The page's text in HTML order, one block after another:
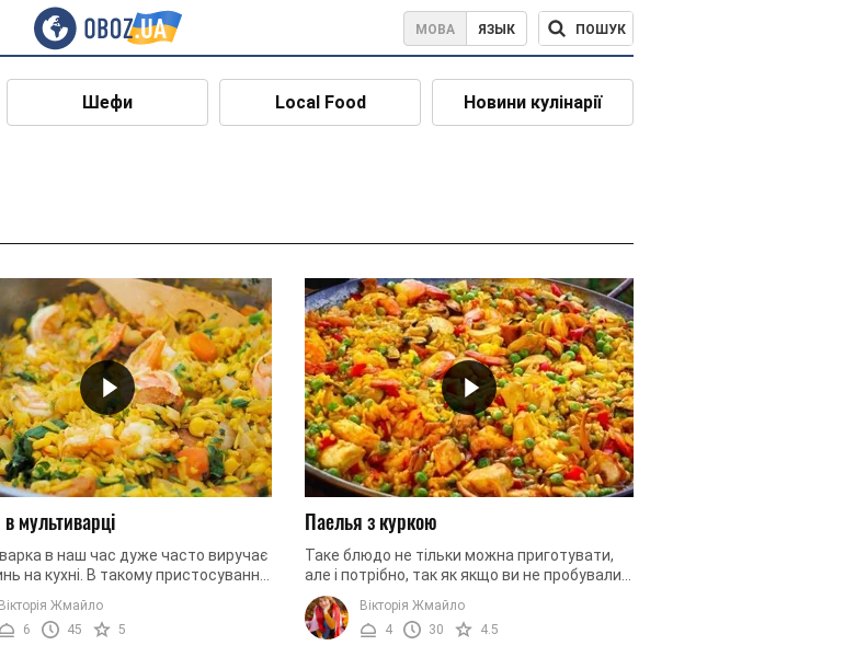
МОВА ЯЗЫК ПОШУК
Шефи Local Food Новини кулінарії
мультиварці
в наш час дуже часто виручає
на кухні. В такому пристосуванні
готувати. адже не потрібно
стежити за ...
Вікторія Жмайло
6
45 5
Паелья з куркою
Таке блюдо не тільки можна приготувати,
але і потрібно, так як якщо ви не пробували
його до цього, то це потрібно терміново
виправляти. У таку страву ...
Вікторія Жмайло
4
30 4.5